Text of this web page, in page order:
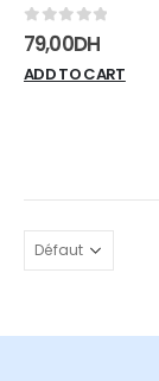
0sur 5
79,00DH
ADD TO CART